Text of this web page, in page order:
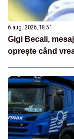
6 aug. 2026, 18:51
Gigi Becali,
oprește când